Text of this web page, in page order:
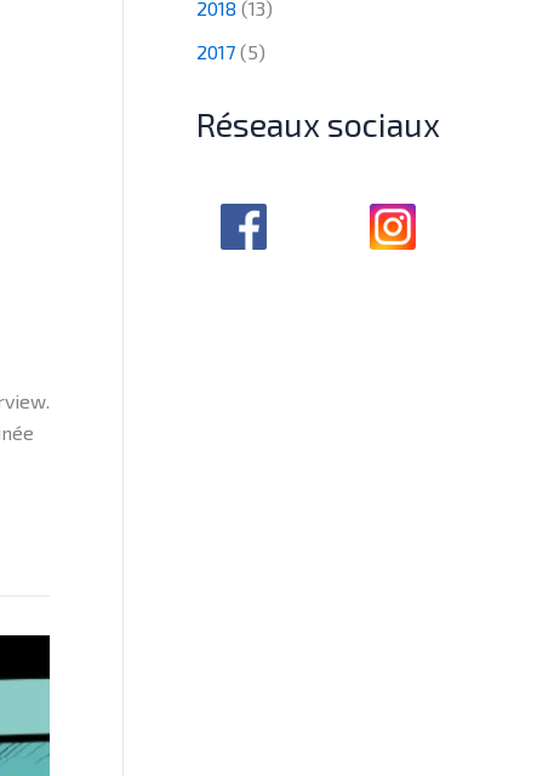
2018 (13)
2017 (5)
Réseaux sociaux